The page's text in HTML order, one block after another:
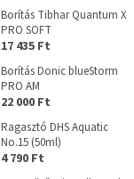
Borítás Tibhar Quantum X
PRO SOFT
17 435 Ft
Borítás Donic blueStorm
PRO AM
22 000 Ft
Ragasztó DHS Aquatic
No.15 (50ml)
4 790 Ft